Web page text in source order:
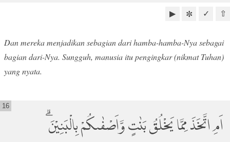
⇧
✓
✼
▶
Dan mereka menjadikan sebagian dari hamba-hamba-Nya sebagai
bagian dari-Nya. Sungguh, manusia itu pengingkar (nikmat Tuhan)
yang nyata.
اَمِ اتَّخَذَ مِمَّا يَخْلُقُ بَنٰتٍ وَّاَصْفٰىكُمْ بِالْبَنِيْنَ ۗ
16